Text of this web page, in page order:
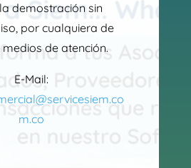
demostración sin
por cualquiera de
de atención.
E-Mail:
m.co